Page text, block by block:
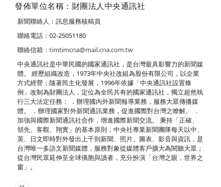
發佈單位名稱：財團法人中央通訊社
新聞聯絡人：訊息服務核稿員
聯絡電話：02-25051180
聯絡信箱： timtimcna@mail.cna.com.tw
中央通訊社是中華民國的國家通訊社，是台灣最具影響力的新聞媒
體。 經歷組織改造，1973年中央社改組為股份有限公司，以企業
方式經營；隨著民主化發展，1996年依據「中央通訊社設置條
例」改制為財團法人，定位為全民共有的國家通訊社，獨立超然執
行三大法定任務： ．辦理國內外新聞報導業務，服務大眾傳播媒
體。 ．辦理國家對外新聞通訊業務，促進國際對台灣之瞭解。 ．
加強與國際新聞通訊社合作，增進國際新聞交流。 秉持「正確、
領先、客觀、翔實」的基本原則，中央社專業新聞團隊每天以中、
英、日文即時對外發出上千則新聞、照片、圖表、影音與資訊，是
台灣唯一多語文新聞媒體，服務對象從媒體客戶擴大為閱聽大眾；
從台灣民眾延伸至全球僑胞與讀者，充分扮演「台灣之眼，世界之
窗」。